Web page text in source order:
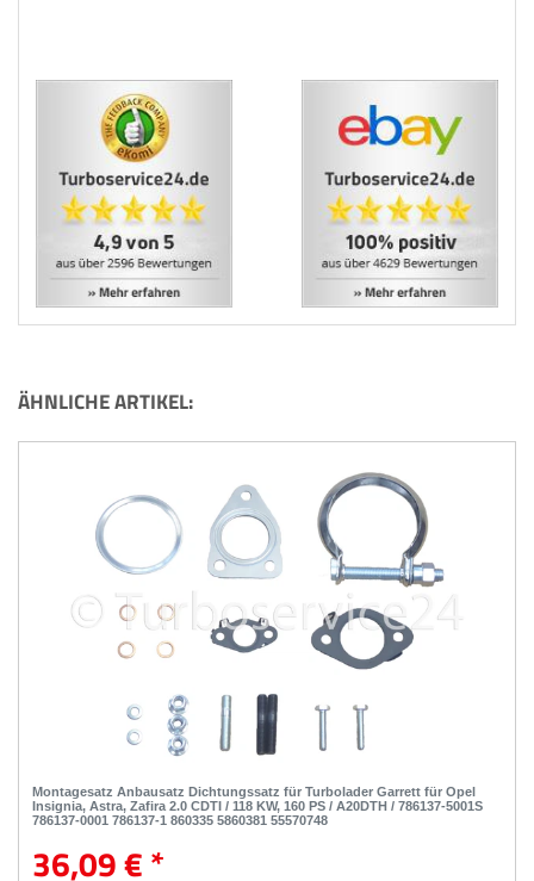
ÄHNLICHE ARTIKEL:
Montagesatz Anbausatz Dichtungssatz für Turbolader Garrett für Opel
Insignia, Astra, Zafira 2.0 CDTI / 118 KW, 160 PS / A20DTH / 786137-5001S
786137-0001 786137-1 860335 5860381 55570748
36,09 € *